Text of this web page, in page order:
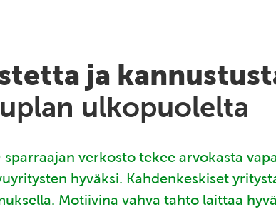
ja
ulkopuolelta
sparraajan verkosto tekee arvokasta
hyväksi. Kahdenkeskiset
Motiivina vahva tahto laittaa